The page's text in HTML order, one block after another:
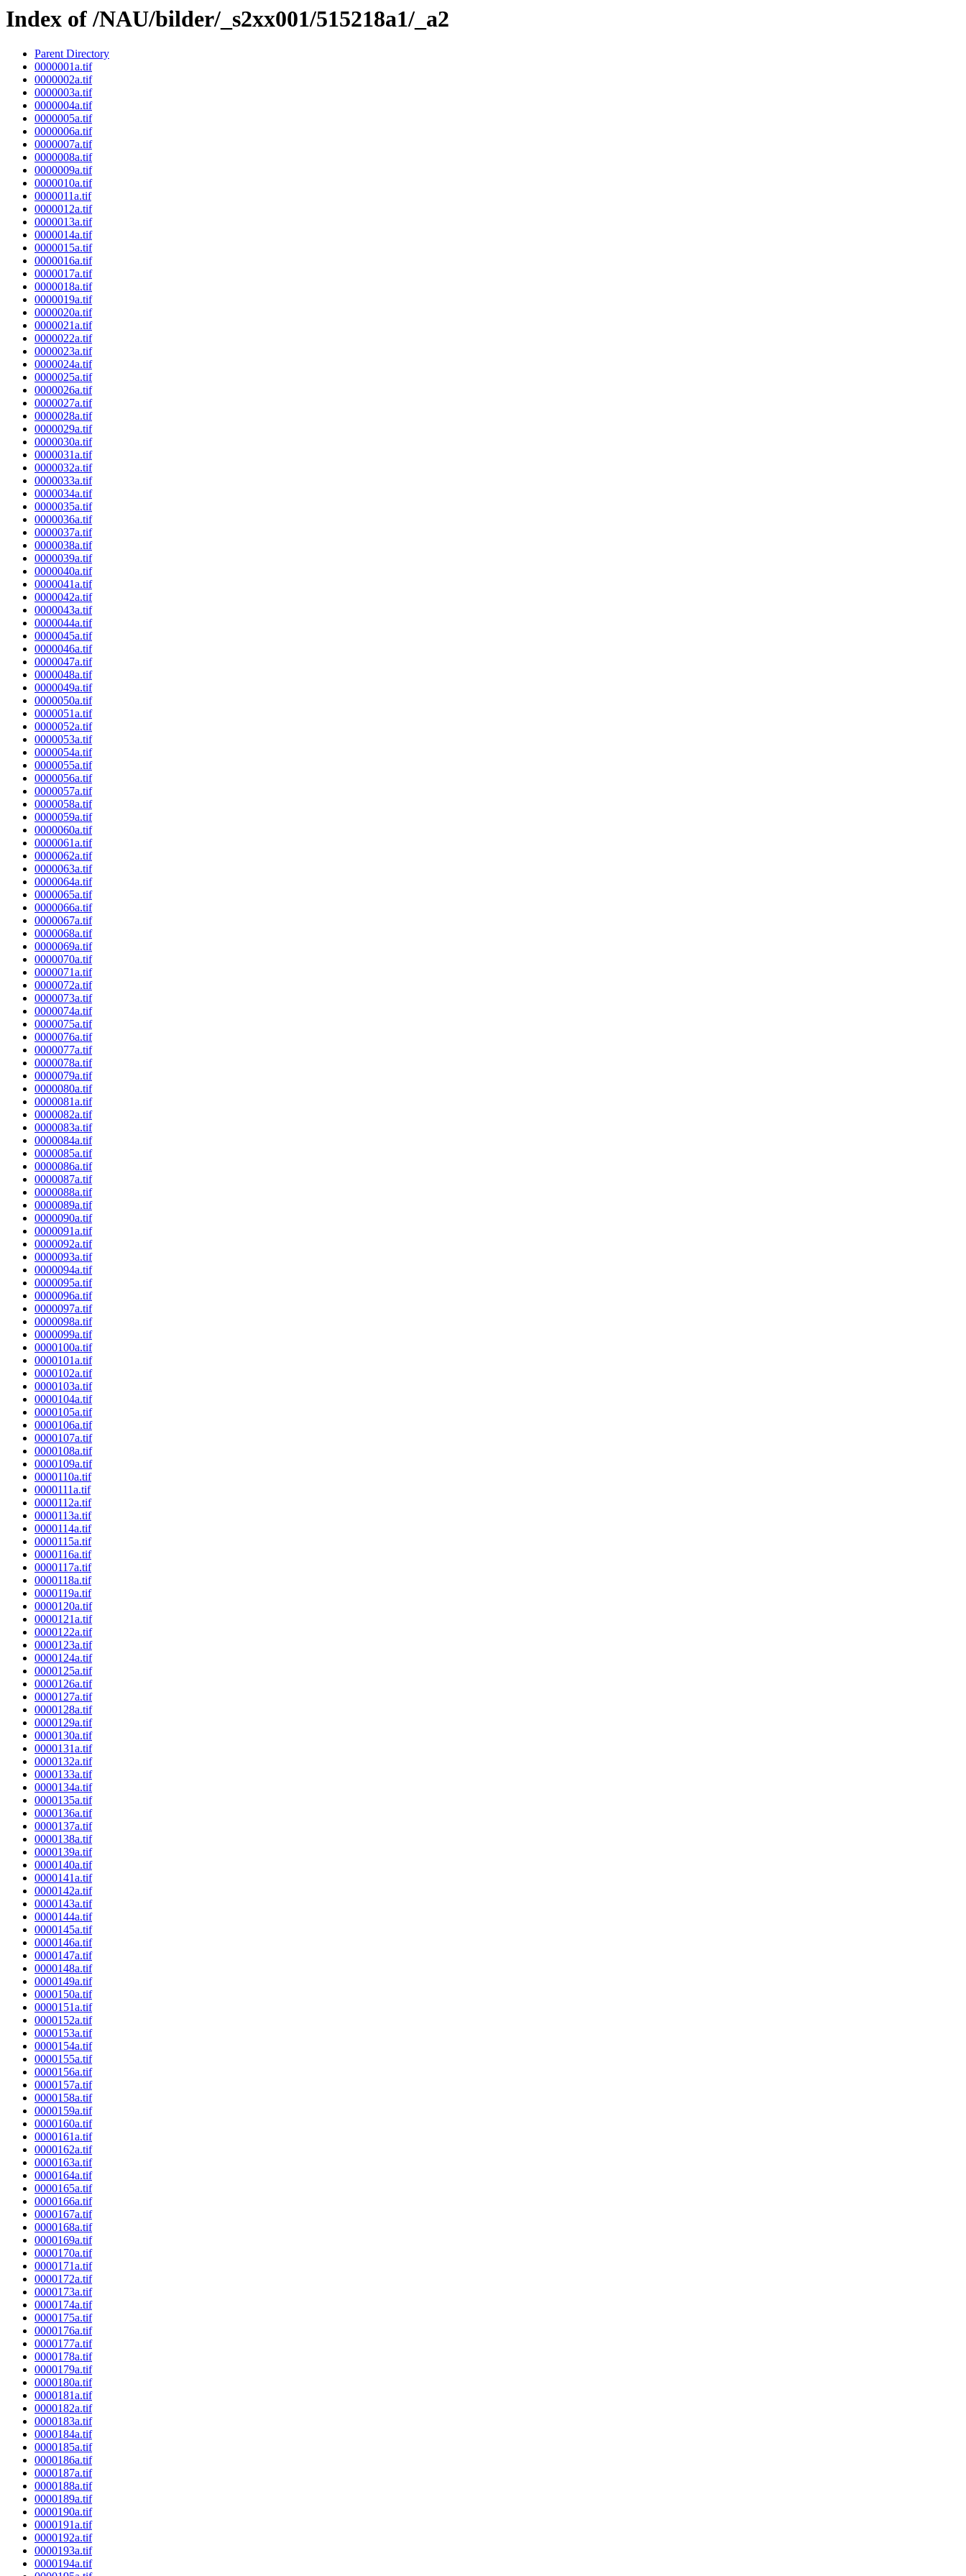
Index of /NAU/bilder/_s2xx001/515218a1/_a2
Parent Directory
0000001a.tif
0000002a.tif
0000003a.tif
0000004a.tif
0000005a.tif
0000006a.tif
0000007a.tif
0000008a.tif
0000009a.tif
0000010a.tif
0000011a.tif
0000012a.tif
0000013a.tif
0000014a.tif
0000015a.tif
0000016a.tif
0000017a.tif
0000018a.tif
0000019a.tif
0000020a.tif
0000021a.tif
0000022a.tif
0000023a.tif
0000024a.tif
0000025a.tif
0000026a.tif
0000027a.tif
0000028a.tif
0000029a.tif
0000030a.tif
0000031a.tif
0000032a.tif
0000033a.tif
0000034a.tif
0000035a.tif
0000036a.tif
0000037a.tif
0000038a.tif
0000039a.tif
0000040a.tif
0000041a.tif
0000042a.tif
0000043a.tif
0000044a.tif
0000045a.tif
0000046a.tif
0000047a.tif
0000048a.tif
0000049a.tif
0000050a.tif
0000051a.tif
0000052a.tif
0000053a.tif
0000054a.tif
0000055a.tif
0000056a.tif
0000057a.tif
0000058a.tif
0000059a.tif
0000060a.tif
0000061a.tif
0000062a.tif
0000063a.tif
0000064a.tif
0000065a.tif
0000066a.tif
0000067a.tif
0000068a.tif
0000069a.tif
0000070a.tif
0000071a.tif
0000072a.tif
0000073a.tif
0000074a.tif
0000075a.tif
0000076a.tif
0000077a.tif
0000078a.tif
0000079a.tif
0000080a.tif
0000081a.tif
0000082a.tif
0000083a.tif
0000084a.tif
0000085a.tif
0000086a.tif
0000087a.tif
0000088a.tif
0000089a.tif
0000090a.tif
0000091a.tif
0000092a.tif
0000093a.tif
0000094a.tif
0000095a.tif
0000096a.tif
0000097a.tif
0000098a.tif
0000099a.tif
0000100a.tif
0000101a.tif
0000102a.tif
0000103a.tif
0000104a.tif
0000105a.tif
0000106a.tif
0000107a.tif
0000108a.tif
0000109a.tif
0000110a.tif
0000111a.tif
0000112a.tif
0000113a.tif
0000114a.tif
0000115a.tif
0000116a.tif
0000117a.tif
0000118a.tif
0000119a.tif
0000120a.tif
0000121a.tif
0000122a.tif
0000123a.tif
0000124a.tif
0000125a.tif
0000126a.tif
0000127a.tif
0000128a.tif
0000129a.tif
0000130a.tif
0000131a.tif
0000132a.tif
0000133a.tif
0000134a.tif
0000135a.tif
0000136a.tif
0000137a.tif
0000138a.tif
0000139a.tif
0000140a.tif
0000141a.tif
0000142a.tif
0000143a.tif
0000144a.tif
0000145a.tif
0000146a.tif
0000147a.tif
0000148a.tif
0000149a.tif
0000150a.tif
0000151a.tif
0000152a.tif
0000153a.tif
0000154a.tif
0000155a.tif
0000156a.tif
0000157a.tif
0000158a.tif
0000159a.tif
0000160a.tif
0000161a.tif
0000162a.tif
0000163a.tif
0000164a.tif
0000165a.tif
0000166a.tif
0000167a.tif
0000168a.tif
0000169a.tif
0000170a.tif
0000171a.tif
0000172a.tif
0000173a.tif
0000174a.tif
0000175a.tif
0000176a.tif
0000177a.tif
0000178a.tif
0000179a.tif
0000180a.tif
0000181a.tif
0000182a.tif
0000183a.tif
0000184a.tif
0000185a.tif
0000186a.tif
0000187a.tif
0000188a.tif
0000189a.tif
0000190a.tif
0000191a.tif
0000192a.tif
0000193a.tif
0000194a.tif